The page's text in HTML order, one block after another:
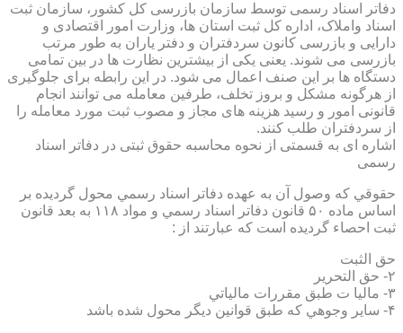
دفاتر اسناد رسمی توسط سازمان بازرسی کل کشور، سازمان ثبت
اسناد واملاک، اداره کل ثبت استان ها، وزارت امور اقتصادی و
دارایی و بازرسی کانون سردفتران و دفتر یاران به طور مرتب
بازرسی می شوند. یعنی یکی از بیشترین نظارت ها در بین تمامی
دستگاه ها بر این صنف اعمال می شود. در این رابطه برای جلوگیری
از هرگونه مشکل و بروز تخلف، طرفین معامله می توانند انجام
قانونی امور و رسید هزینه های مجاز و مصوب ثبت مورد معامله را
از سردفتران طلب کنند.
اشاره ای به قسمتی از نحوه محاسبه حقوق ثبتی در دفاتر اسناد
رسمی
حقوقي كه وصول آن به عهده دفاتر اسناد رسمي محول گرديده بر
اساس ماده ۵۰ قانون دفاتر اسناد رسمي و مواد ۱۱۸ به بعد قانون
ثبت احصاء گرديده است كه عبارتند از :
حق الثبت
۲- حق التحرير
۳- ماليا ت طبق مقررات مالياتي
۴- ساير وجوهي كه طبق قوانين ديگر محول شده باشد